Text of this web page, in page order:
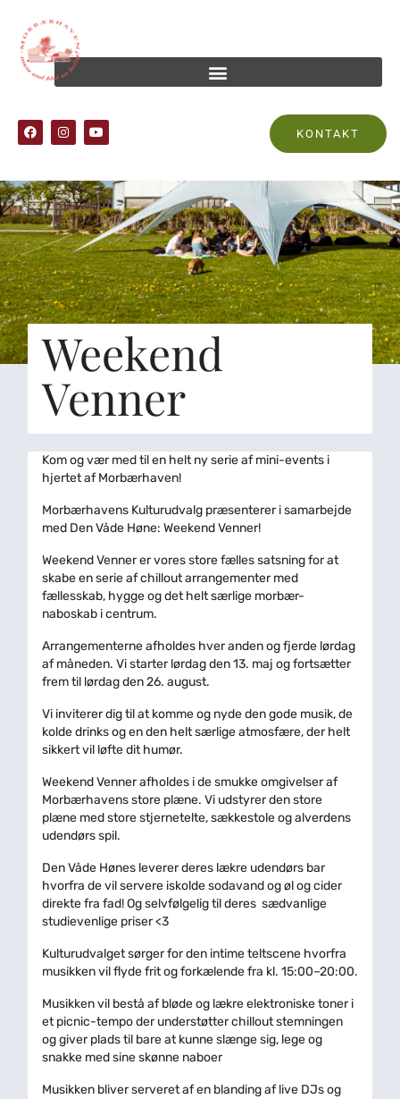
KONTAKT
Weekend
Venner
Kom og vær med til en helt ny serie af mini-events i
hjertet af Morbærhaven!
Morbærhavens Kulturudvalg præsenterer i samarbejde
med Den Våde Høne: Weekend Venner!
Weekend Venner er vores store fælles satsning for at
skabe en serie af chillout arrangementer med
fællesskab, hygge og det helt særlige morbær-
naboskab i centrum.
Arrangementerne afholdes hver anden og fjerde lørdag
af måneden. Vi starter lørdag den 13. maj og fortsætter
frem til lørdag den 26. august.
Vi inviterer dig til at komme og nyde den gode musik, de
kolde drinks og en den helt særlige atmosfære, der helt
sikkert vil løfte dit humør.
Weekend Venner afholdes i de smukke omgivelser af
Morbærhavens store plæne. Vi udstyrer den store
plæne med store stjernetelte, sækkestole og alverdens
udendørs spil.
Den Våde Hønes leverer deres lækre udendørs bar
hvorfra de vil servere iskolde sodavand og øl og cider
direkte fra fad! Og selvfølgelig til deres sædvanlige
studievenlige priser <3
Kulturudvalget sørger for den intime teltscene hvorfra
musikken vil flyde frit og forkælende fra kl. 15:00–20:00.
Musikken vil bestå af bløde og lækre elektroniske toner i
et picnic-tempo der understøtter chillout stemningen
og giver plads til bare at kunne slænge sig, lege og
snakke med sine skønne naboer
Musikken bliver serveret af en blanding af live DJs og